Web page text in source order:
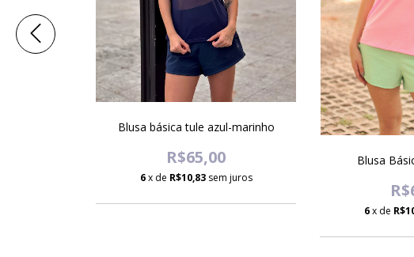
Blusa básica tule azul-marinho
R$65,00
6 x de R$10,83 sem juros
Blusa
6 x de